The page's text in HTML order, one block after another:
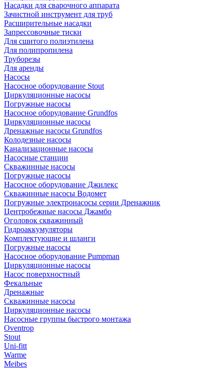
Насадки для сварочного аппарата
Зачистной инструмент для труб
Расширительные насадки
Запрессовочные тиски
Для сшитого полиэтилена
Для полипропилена
Труборезы
Для аренды
Насосы
Насосное оборудование Stout
Циркуляционные насосы
Погружные насосы
Насосное оборудование Grundfos
Циркуляционные насосы
Дренажные насосы Grundfos
Колодезные насосы
Канализационные насосы
Насосные станции
Скважинные насосы
Погружные насосы
Насосное оборудование Джилекс
Скважинные насосы Водомет
Погружные электронасосы серии Дренажник
Центробежные насосы Джамбо
Оголовок скважинный
Гидроаккумуляторы
Комплектующие и шланги
Погружные насосы
Насосное оборудование Pumpman
Циркуляционные насосы
Насос поверхностный
Фекальные
Дренажные
Скважинные насосы
Циркуляционные насосы
Насосные группы быстрого монтажа
Oventrop
Stout
Uni-fitt
Warme
Meibes